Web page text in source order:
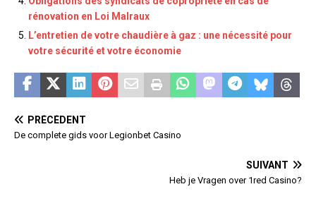
rénovation en Loi Malraux
L’entretien de votre chaudière à gaz : une nécessité pour
votre sécurité et votre économie
PRÉCÉDENT
De complete gids voor Legionbet Casino
SUIVANT
Heb je Vragen over 1red Casino?